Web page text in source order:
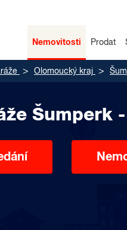
Nemovitosti Prodat
Olomoucký kraj
Šumperk